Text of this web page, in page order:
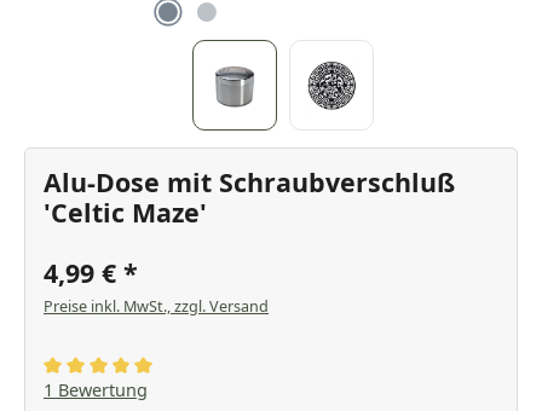
Alu-Dose mit Schraubverschluß
'Celtic Maze'
4,99 €
Preise inkl. MwSt., zzgl. Versand
Durchschnittliche Bewertung von 5 von 5 Sternen
1 Bewertung